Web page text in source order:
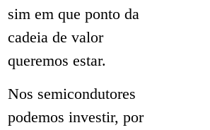
sim em que ponto da
cadeia de valor
queremos estar.
Nos semicondutores
podemos investir, por